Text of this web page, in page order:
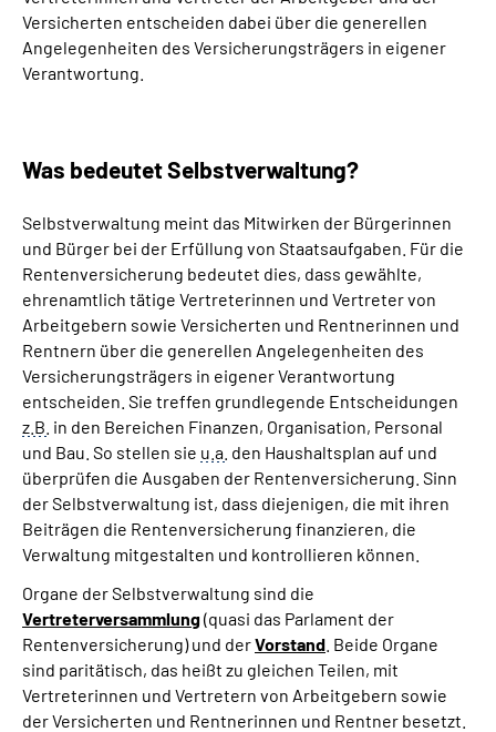
Leichte Sprache
Suche
Mein Kundenportal
Versicherten entscheiden dabei über die generellen
Angelegenheiten des Versicherungsträgers in eigener
Verantwortung.
Was bedeutet Selbstverwaltung?
Selbstverwaltung meint das Mitwirken der Bürgerinnen
und Bürger bei der Erfüllung von Staatsaufgaben. Für die
Rentenversicherung bedeutet dies, dass gewählte,
ehrenamtlich tätige Vertreterinnen und Vertreter von
Arbeitgebern sowie Versicherten und Rentnerinnen und
Rentnern über die generellen Angelegenheiten des
Versicherungsträgers in eigener Verantwortung
entscheiden. Sie treffen grundlegende Entscheidungen
z.B. in den Bereichen Finanzen, Organisation, Personal
und Bau. So stellen sie u.a. den Haushaltsplan auf und
überprüfen die Ausgaben der Rentenversicherung. Sinn
der Selbstverwaltung ist, dass diejenigen, die mit ihren
Beiträgen die Rentenversicherung finanzieren, die
Verwaltung mitgestalten und kontrollieren können.
Organe der Selbstverwaltung sind die
Vertreterversammlung(quasi das Parlament der
Rentenversicherung) und derVorstand . Beide Organe
sind paritätisch, das heißt zu gleichen Teilen, mit
Vertreterinnen und Vertretern von Arbeitgebern sowie
der Versicherten und Rentnerinnen und Rentner besetzt.